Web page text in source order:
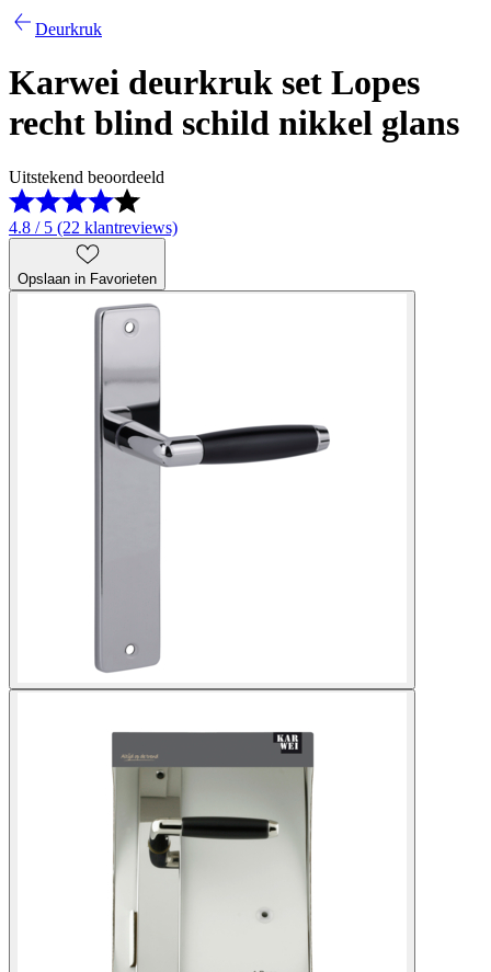
Deurkruk
Karwei deurkruk set Lopes
recht blind schild nikkel glans
Uitstekend beoordeeld
4.8 / 5 (22 klantreviews)
Opslaan in Favorieten